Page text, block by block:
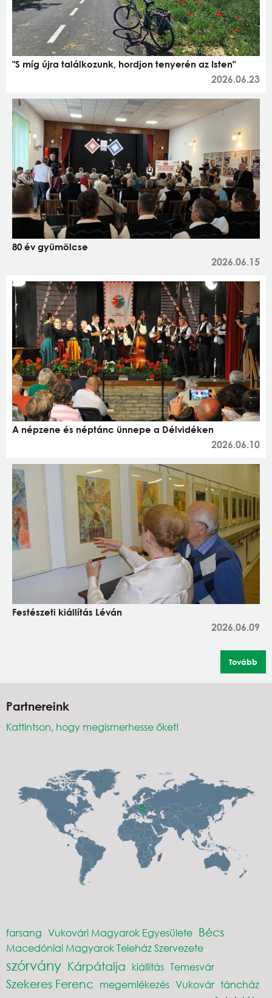
"S míg újra találkozunk, hordjon tenyerén az Isten"
2026.06.23
80 év gyümölcse
2026.06.15
A népzene és néptánc ünnepe a Délvidéken
2026.06.10
Festészeti kiállítás Léván
2026.06.09
Tovább
Partnereink
Kattintson, hogy megismerhesse őket!
farsang Vukovári Magyarok Egyesülete Bécs
Macedóniai Magyarok Teleház Szervezete
szórvány Kárpátalja kiállítás Temesvár
Szekeres Ferenc megemlékezés Vukovár táncház